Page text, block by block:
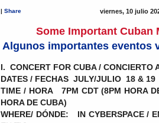
Share viernes, 10 julio
Some Important Cuban
Algunos importantes eventos
I. CONCERT FOR CUBA / CONCIERTO
DATES / FECHAS JULY/JULIO 18 &
TIME / HORA 7PM CDT (8PM HORA
HORA DE CUBA)
WHERE/ DÓNDE: IN CYBERSPACE /